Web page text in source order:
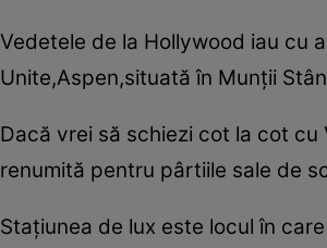
Vedetele de la Hollywood iau cu
Unite,Aspen,situată în Munţii
Dacă vrei să schiezi cot la cot
renumită pentru pârtiile sale de
Staţiunea de lux este locul în